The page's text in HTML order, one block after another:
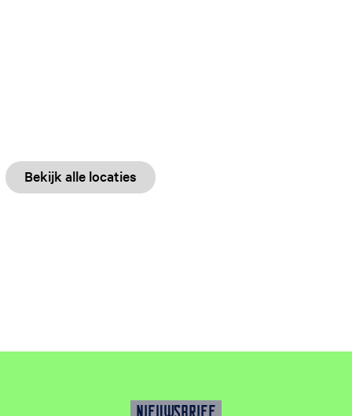
Bekijk alle locaties